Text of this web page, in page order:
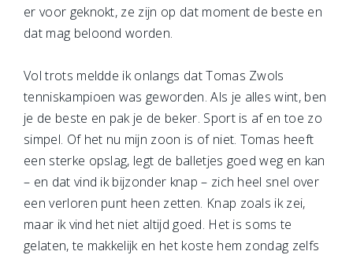
er voor geknokt, ze zijn op dat moment de beste en
dat mag beloond worden.
Vol trots meldde ik onlangs dat Tomas Zwols
tenniskampioen was geworden. Als je alles wint, ben
je de beste en pak je de beker. Sport is af en toe zo
simpel. Of het nu mijn zoon is of niet. Tomas heeft
een sterke opslag, legt de balletjes goed weg en kan
– en dat vind ik bijzonder knap – zich heel snel over
een verloren punt heen zetten. Knap zoals ik zei,
maar ik vind het niet altijd goed. Het is soms te
gelaten, te makkelijk en het koste hem zondag zelfs